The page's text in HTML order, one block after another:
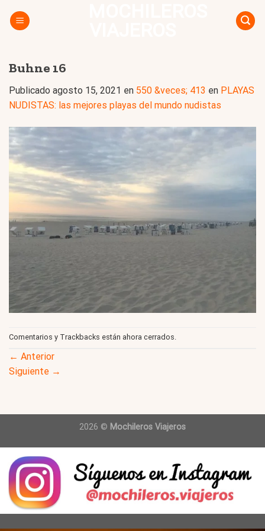
Buhne 16
Publicado agosto 15, 2021 en 550 &veces; 413 en PLAYAS
NUDISTAS: las mejores playas del mundo nudistas
Comentarios y Trackbacks están ahora cerrados.
← Anterior
Siguiente →
2026 © Mochileros Viajeros